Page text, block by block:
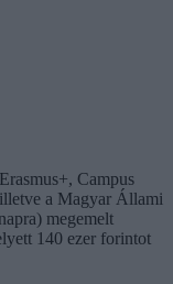
Campus
a Magyar Állami
megemelt
140 ezer forintot